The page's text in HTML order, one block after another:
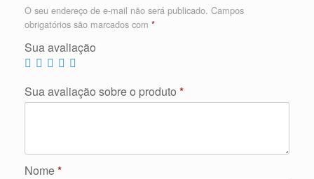
O seu endereço de e-mail não será publicado. Campos
obrigatórios são marcados com *
Sua avaliação
Sua avaliação sobre o produto *
Nome*